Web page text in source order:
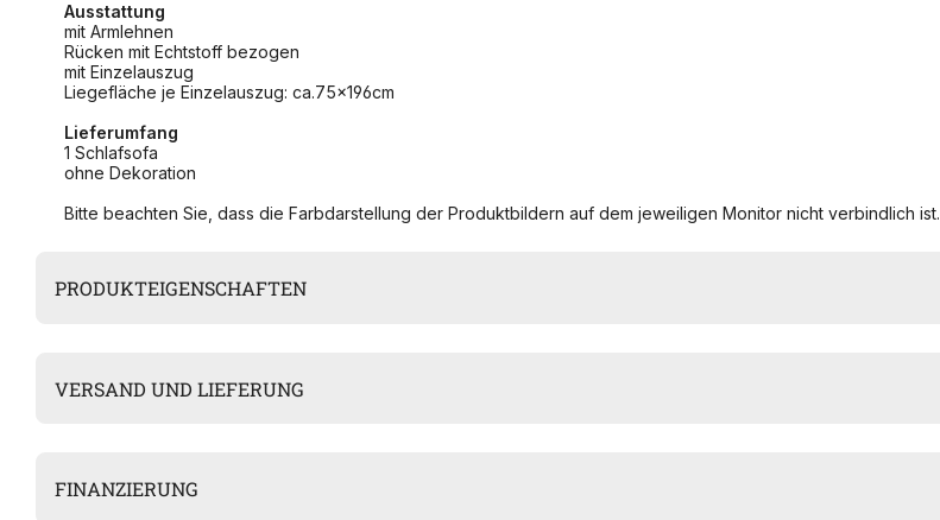
Ausstattung
mit Armlehnen
Rücken mit Echtstoff bezogen
mit Einzelauszug
Liegefläche je Einzelauszug: ca.75x196cm
Lieferumfang
1 Schlafsofa
ohne Dekoration
Bitte beachten Sie, dass die Farbdarstellung der Produktbildern auf dem jeweiligen Monitor nicht verbindlich ist.
PRODUKTEIGENSCHAFTEN
VERSAND UND LIEFERUNG
FINANZIERUNG